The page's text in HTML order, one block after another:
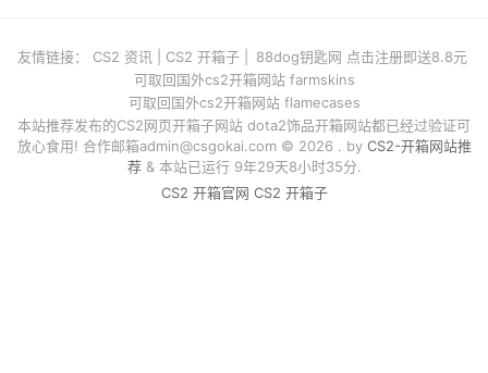
友情链接： CS2 资讯 CS2 开箱子
88dog钥匙网 点击注册即送8.8元
可取回国外cs2开箱网站 farmskins
可取回国外cs2开箱网站 flamecases
本站推荐发布的CS2网页开箱子网站 dota2饰品开箱网站都已经过验证可
放心食用! 合作邮箱admin@csgokai.com© 2026 . by CS2-开箱网站推
荐& 本站已运行 9年29天8小时35分.
CS2 开箱官网 CS2 开箱子